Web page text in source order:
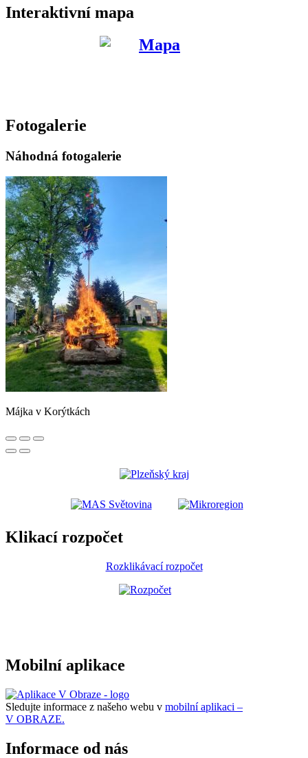
Interaktivní mapa
Fotogalerie
Náhodná fotogalerie
Májka v Korýtkách
Klikací rozpočet
Rozklikávací rozpočet
Mobilní aplikace
Sledujte informace z našeho webu v mobilní aplikaci –
V OBRAZE.
Informace od nás